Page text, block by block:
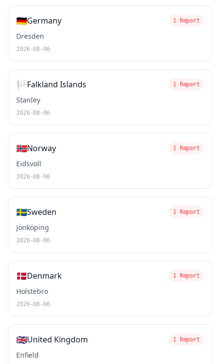
🇩🇪Germany 1 Report
Dresden
2026-08-06
🏳️Falkland Islands 1 Report
Stanley
2026-08-06
🇳🇴Norway 1 Report
Eidsvoll
2026-08-06
🇸🇪Sweden 1 Report
Jönköping
2026-08-06
🇩🇰Denmark 1 Report
Holstebro
2026-08-06
🇬🇧United Kingdom 1 Report
Enfield